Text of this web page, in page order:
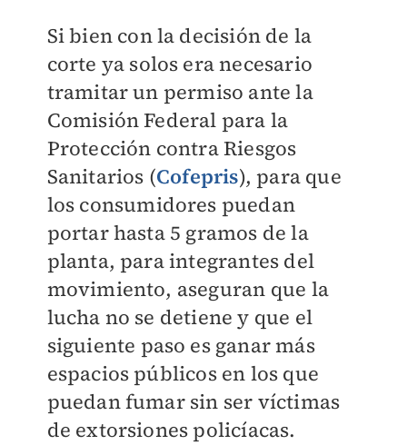
Si bien con la decisión de la
corte ya solos era necesario
tramitar un permiso ante la
Comisión Federal para la
Protección contra Riesgos
Sanitarios (Cofepris), para que
los consumidores puedan
portar hasta 5 gramos de la
planta, para integrantes del
movimiento, aseguran que la
lucha no se detiene y que el
siguiente paso es ganar más
espacios públicos en los que
puedan fumar sin ser víctimas
de extorsiones policíacas.